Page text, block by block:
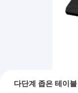
다단계 좁은 테이